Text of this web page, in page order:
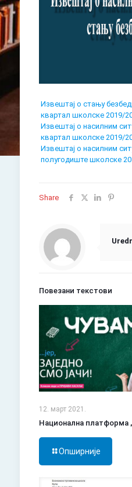
Извештај о стању
квартал школске 2019/
Извештај о насилним
квартал школске 2019/
Извештај о насилним
полугодиште школске
Share
Повезани текстови
12. март 2021.
Национална платформа
Опширније